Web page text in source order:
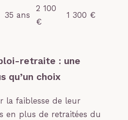
35 ans
2 100
€
1 300 €
retraite : une
qu’un choix
la faiblesse de leur
en plus de retraitées du